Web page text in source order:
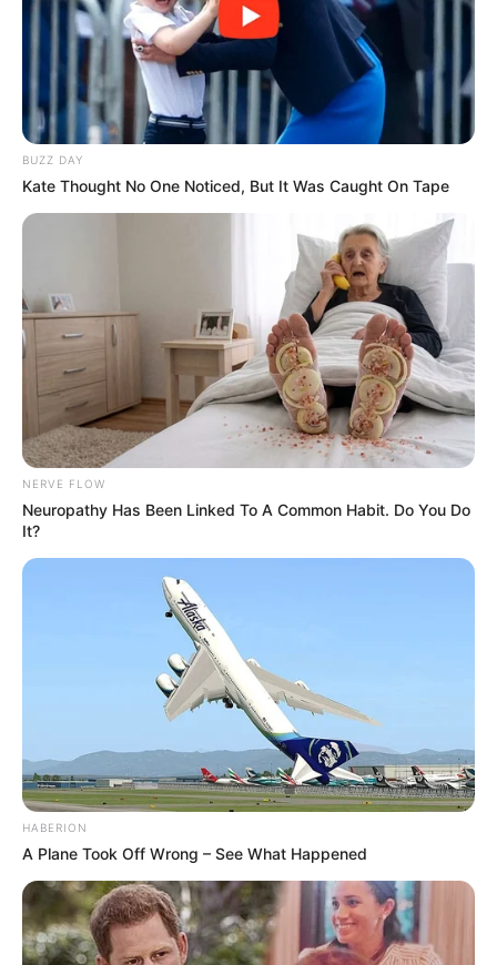
Serem! 9 Chat Ojek Online &
Pelanggan Ini Bikin Auto
BUZZ DAY
Kate Thought No One Noticed, But It Was Caught On Tape
NERVE FLOW
Neuropathy Has Been Linked To A Common Habit. Do You Do
It?
HABERION
A Plane Took Off Wrong – See What Happened